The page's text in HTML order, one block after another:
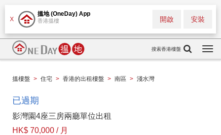
X
搵地 (OneDay) App
香港搵樓 安裝
開啟
搜索香港樓盤
搵樓盤 > 住宅 > 香港的出租樓盤 > 南區 > 淺水灣
已過期
影灣園4座三房兩廳單位出租
HK$ 70,000 / 月